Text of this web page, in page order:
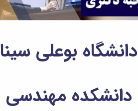
دانشگاه بوعلی سینا
دانشکده مهندسی